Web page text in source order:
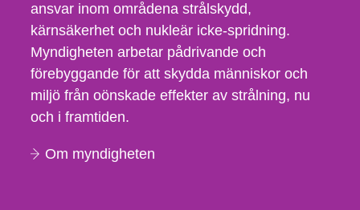
ansvar inom områdena strålskydd,
kärnsäkerhet och nukleär icke-spridning.
Myndigheten arbetar pådrivande och
förebyggande för att skydda människor och
miljö från oönskade effekter av strålning, nu
och i framtiden.
Om myndigheten